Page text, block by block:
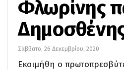
Φλωρίνης
Σάββατο, 26 Δεκεμβρίου, 2020
Εκοιμήθη ο